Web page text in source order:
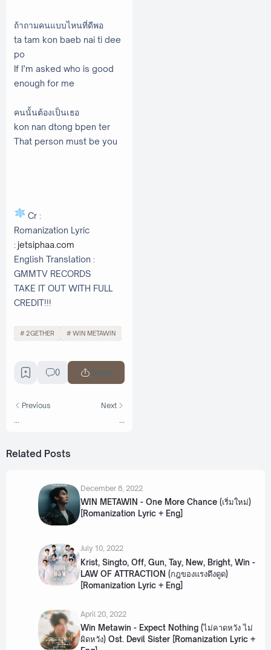
ถ้าถามคนแบบไหนที่ดีพอ
ta tam kon baeb nai ti dee
po
If I’m asked who is good
enough for me
คนนั้นต้องเป็นเธอ
kon nan dtong bpen ter
That person must be you
Cr :
Romanization Lyric
:jetsiphaa.com
English Translation :
GMMTV RECORDS
TAKE IT OUT WITH FULL
CREDIT!!!
2GETHER WIN METAWIN
0 Share
Previous Next
Related Posts
December 8, 2022
WIN METAWIN - One More Chance (เริ่มใหม่)
[Romanization Lyric + Eng]
July 10, 2022
Krist, Singto, Off, Gun, Tay, New, Bright, Win -
LAW OF ATTRACTION (กฎของแรงดึงดูด)
[Romanization Lyric + Eng]
April 20, 2022
Win Metawin - Expect Nothing (ไม่คาดหวัง ไม่
ผิดหวัง) Ost. Devil Sister [Romanization Lyric +